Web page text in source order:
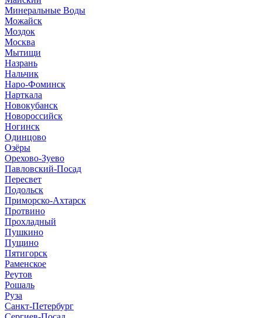
Минеральные Воды
Можайск
Моздок
Москва
Мытищи
Назрань
Нальчик
Наро-Фоминск
Нарткала
Новокубанск
Новороссийск
Ногинск
Одинцово
Озёры
Орехово-Зуево
Павловский-Посад
Пересвет
Подольск
Приморско-Ахтарск
Протвино
Прохладный
Пушкино
Пущино
Пятигорск
Раменское
Реутов
Рошаль
Руза
Санкт-Петербург